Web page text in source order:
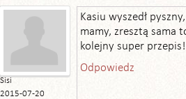
Sisi
2015-07-20
Kasiu wyszedł
mamy, zresztą sama
kolejny super przepis!
Odpowiedz